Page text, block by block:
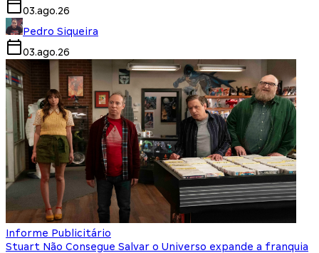
03.ago.26
Pedro Siqueira
03.ago.26
Informe Publicitário
Stuart Não Consegue Salvar o Universo expande a franquia